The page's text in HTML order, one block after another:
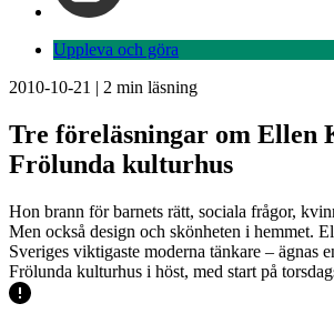
Uppleva och göra
2010-10-21 | 2 min läsning
Tre föreläsningar om Ellen
Frölunda kulturhus
Hon brann för barnets rätt, sociala frågor,
Men också design och skönheten i hemmet.
Sveriges viktigaste moderna tänkare – ägnas
Frölunda kulturhus i höst, med start på